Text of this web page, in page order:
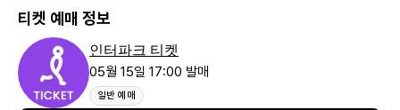
티켓 예매 정보
인터파크 티켓
05월 15일 17:00 발매
일반 예매